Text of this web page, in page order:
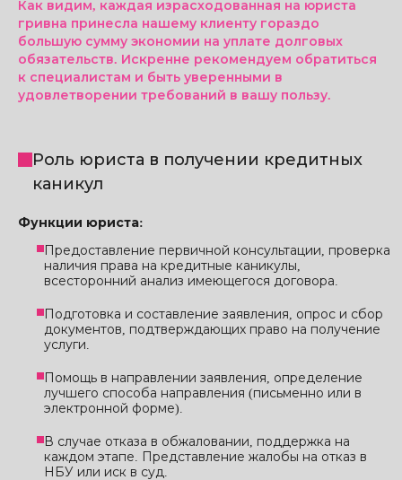
Как видим, каждая израсходованная на юриста
гривна принесла нашему клиенту гораздо
большую сумму экономии на уплате долговых
обязательств. Искренне рекомендуем обратиться
к специалистам и быть уверенными в
удовлетворении требований в вашу пользу.
Роль юриста в получении кредитных
каникул
Функции юриста:
Предоставление первичной консультации, проверка
наличия права на кредитные каникулы,
всесторонний анализ имеющегося договора.
Подготовка и составление заявления, опрос и сбор
документов, подтверждающих право на получение
услуги.
Помощь в направлении заявления, определение
лучшего способа направления (письменно или в
электронной форме).
В случае отказа в обжаловании, поддержка на
каждом этапе. Представление жалобы на отказ в
НБУ или иск в суд.